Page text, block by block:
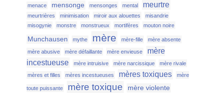
menace
mensonge mensonges mental meurtre
meurtrières minimisation miroir aux alouettes
misandrie
misogynie
monstre monstrueux mortifères mouton noire
Munchausen mythe mère mère-fille mère absente
mère abusive mère défaillante mère envieuse
mère
incestueuse
mère intruisive mère narcissique
mère rivale
mères et filles
mères incestueuses mères toxiques mère
toute puissante mère toxique mère violente